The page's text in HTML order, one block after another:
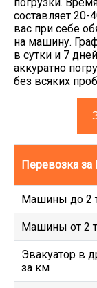
составляет 20-
вас при себе
на машину.
в сутки и 7
аккуратно
без всяких
Перевозка
Машины до 2
Машины от 2
Эвакуатор в
за км